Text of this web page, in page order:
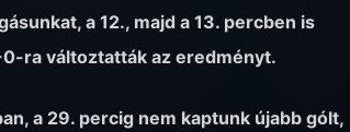
a 12., majd a 13. percben is
ra változtatták az eredményt.
a 29. percig nem kaptunk újabb gólt,